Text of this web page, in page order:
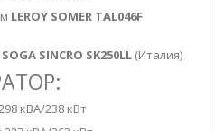
LEROY SOMER TAL046F
SOGA SINCRO SK250LL (Италия)
кВА/238 кВт